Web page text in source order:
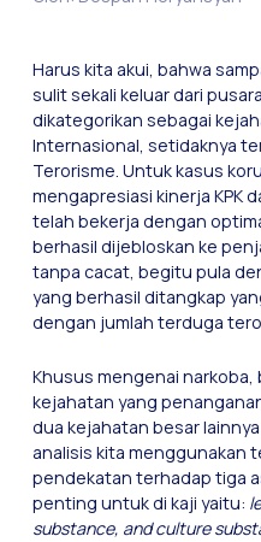
Harus kita akui, bahwa
sulit sekali keluar dari
dikategorikan sebagai
Internasional, setidaknya
Terorisme. Untuk kasus
mengapresiasi kinerja KPK
telah bekerja dengan
berhasil dijebloskan ke
tanpa cacat, begitu pula
yang berhasil ditangkap
dengan jumlah terduga
Khusus mengenai
kejahatan yang
dua kejahatan besar
analisis kita menggunakan
pendekatan terhadap tiga
penting untuk di kaji yaitu:
substance, and culture